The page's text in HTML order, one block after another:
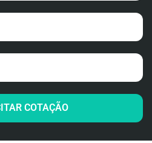
COTAÇÃO